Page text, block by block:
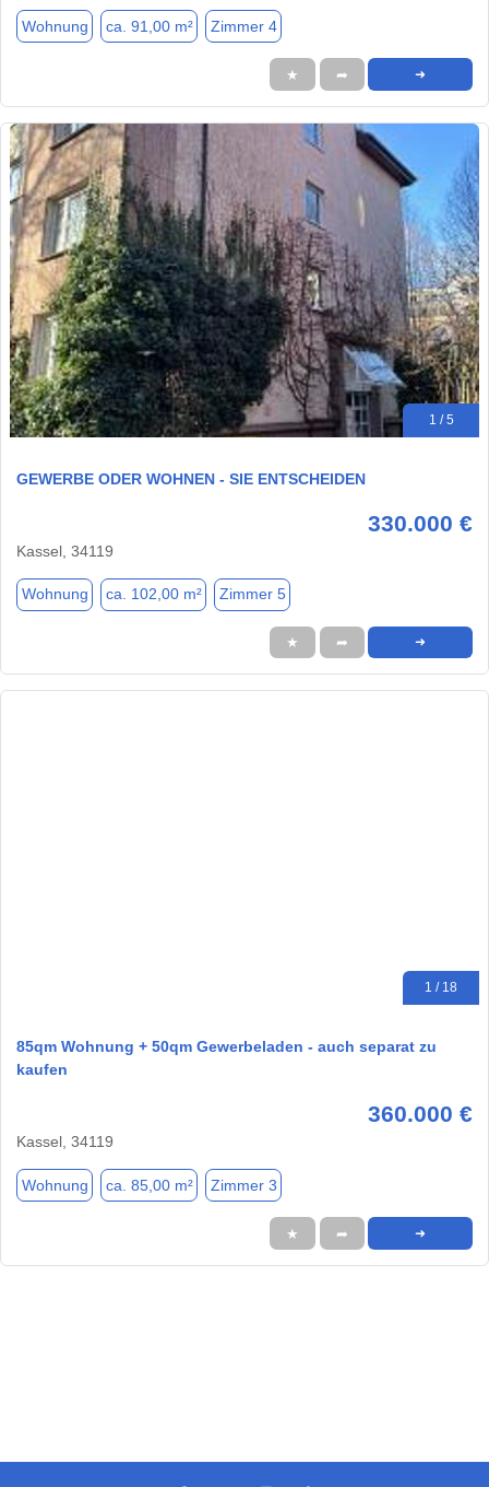
Wohnung ca. 91,00 m² Zimmer 4
★ ➦ ➜
1 / 5
GEWERBE ODER WOHNEN - SIE ENTSCHEIDEN
330.000 €
Kassel, 34119
Wohnung ca. 102,00 m² Zimmer 5
★ ➦ ➜
1 / 18
85qm Wohnung + 50qm Gewerbeladen - auch separat zu
kaufen
360.000 €
Kassel, 34119
Wohnung ca. 85,00 m² Zimmer 3
★ ➦ ➜